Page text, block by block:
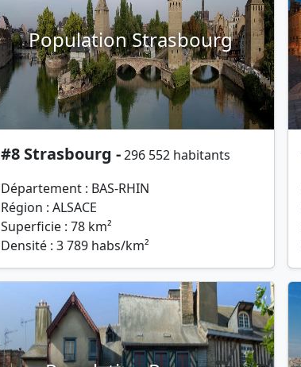
Population Strasbourg
#8 Strasbourg -296 552 habitants
Département : BAS-RHIN
Région : ALSACE
Superficie : 78 km²
Densité : 3 789 habs/km²